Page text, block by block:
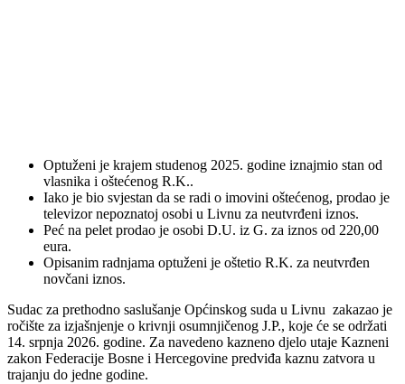
Optuženi je krajem studenog 2025. godine iznajmio stan od
vlasnika i oštećenog R.K..
Iako je bio svjestan da se radi o imovini oštećenog, prodao je
televizor nepoznatoj osobi u Livnu za neutvrđeni iznos.
Peć na pelet prodao je osobi D.U. iz G. za iznos od 220,00
eura.
Opisanim radnjama optuženi je oštetio R.K. za neutvrđen
novčani iznos.
Sudac za prethodno saslušanje Općinskog suda u Livnu zakazao je
ročište za izjašnjenje o krivnji osumnjičenog J.P., koje će se održati
14. srpnja 2026. godine. Za navedeno kazneno djelo utaje Kazneni
zakon Federacije Bosne i Hercegovine predviđa kaznu zatvora u
trajanju do jedne godine.